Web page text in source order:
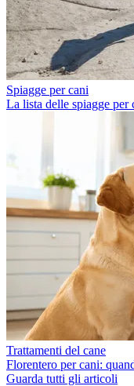
Spiagge per cani
La lista delle spiagge
Trattamenti del cane
Florentero per cani:
Guarda tutti gli articoli